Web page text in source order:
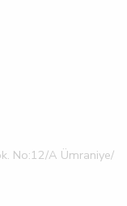
No:12/A Ümraniye/